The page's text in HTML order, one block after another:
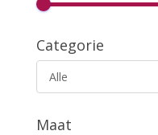
Categorie
Alle
Maat